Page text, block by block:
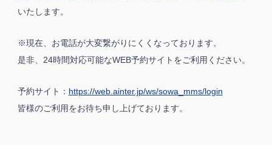
いたします。
※現在、お電話が大変繋がりにくくなっております。
是非、24時間対応可能なWEB予約サイトをご利用ください。
予約サイト： https://web.ainter.jp/ws/sowa_mms/login
皆様のご利用をお待ち申し上げております。